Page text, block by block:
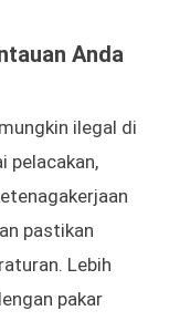
Anda
ilegal di
pelacakan,
pastikan
Lebih
pakar